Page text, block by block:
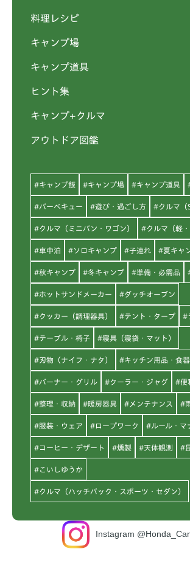
料理レシピ
キャンプ場
キャンプ道具
ヒント集
キャンプ+クルマ
アウトドア図鑑
#キャンプ飯 #キャンプ場 #キャンプ道具
#バーベキュー #遊び・過ごし方 #クルマ（
#クルマ（ミニバン・ワゴン） #クルマ（軽・
#車中泊 #ソロキャンプ #子連れ #夏キャ
#秋キャンプ #冬キャンプ #準備・必需品
#ホットサンドメーカー #ダッチオーブン
#クッカー（調理器具） #テント・タープ #
#テーブル・椅子 #寝具（寝袋・マット）
#刃物（ナイフ・ナタ） #キッチン用品・食器
#バーナー・グリル #クーラー・ジャグ #便
#整理・収納 #暖房器具 #メンテナンス #
#服装・ウェア #ロープワーク #ルール・マ
#コーヒー・デザート #燻製 #天体観測 #
#こいしゆうか
#クルマ（ハッチバック・スポーツ・セダン）
Instagram